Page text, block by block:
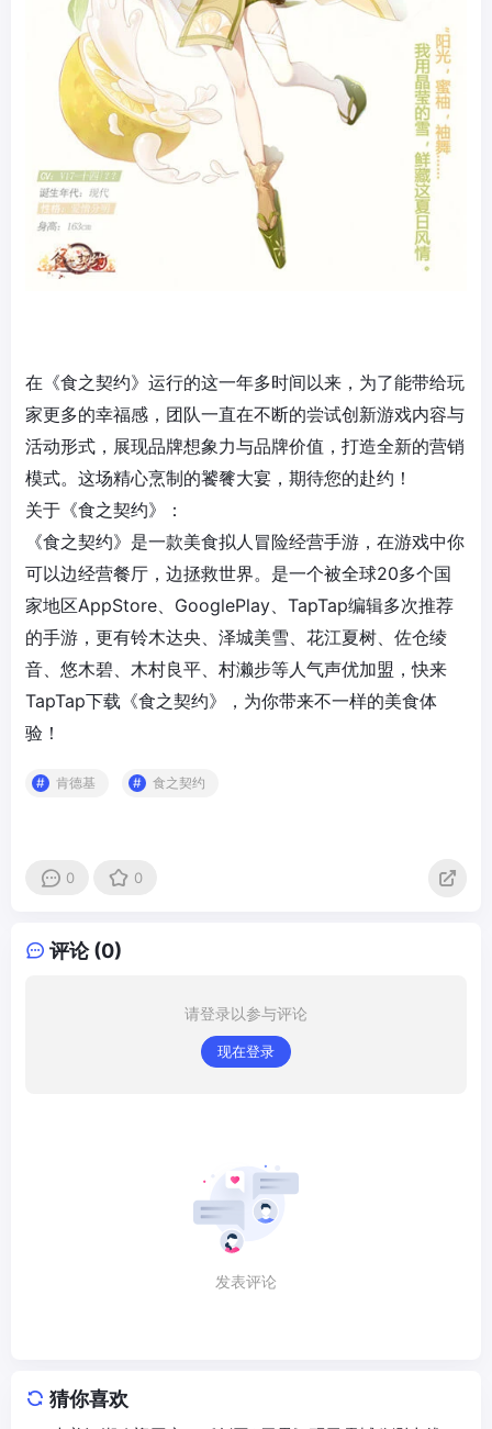
在《食之契约》运行的这一年多时间以来，为了能带给玩
家更多的幸福感，团队一直在不断的尝试创新游戏内容与
活动形式，展现品牌想象力与品牌价值，打造全新的营销
模式。这场精心烹制的饕餮大宴，期待您的赴约！
关于《食之契约》：
《食之契约》是一款美食拟人冒险经营手游，在游戏中你
可以边经营餐厅，边拯救世界。是一个被全球20多个国
家地区AppStore、GooglePlay、TapTap编辑多次推荐
的手游，更有铃木达央、泽城美雪、花江夏树、佐仓绫
音、悠木碧、木村良平、村濑步等人气声优加盟，快来
TapTap下载《食之契约》，为你带来不一样的美食体
验！
肯德基 食之契约
0 0
评论 (0)
请登录以参与评论
现在登录
发表评论
猜你喜欢